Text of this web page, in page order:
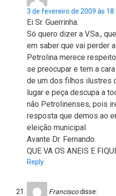
3 de fevereiro de 2009 às
Ei Sr. Guerrinha.
Só quero dizer a V.Sa.,
em saber que vai perder
Petrolina merece
se preocupar e tem a
de um dos filhos ilustres
lugar e peça descupa a
não Petrolinenses, pois
resposta que demos ao
eleição municipal.
Avante Dr. Fernando.
QUE VA OS ANEIS E
Reply
Franciscodisse: